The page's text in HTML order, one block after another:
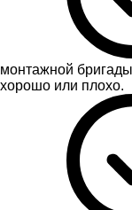
монтажной
хорошо или плохо.